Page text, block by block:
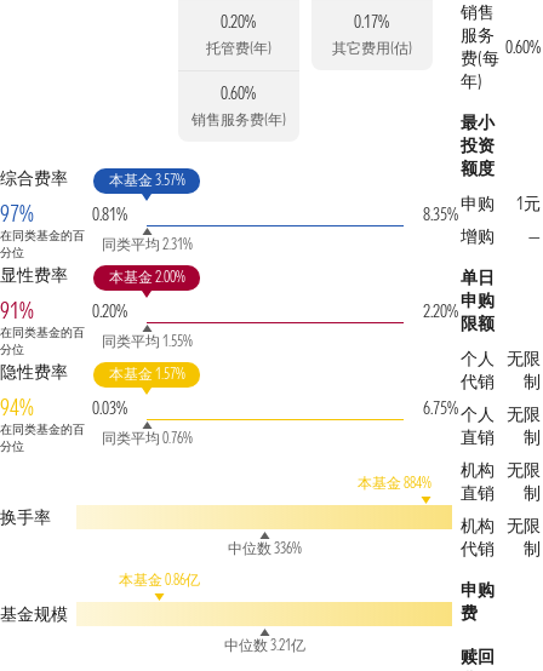
0.20%
托管费(年)
0.60%
销售服务费(年)
0.17%
其它费用(估)
综合费率
97%
在同类基金的百
分位
0.81%
本基金 3.57%
同类平均 2.31%
8.35%
显性费率
91%
在同类基金的百
分位
0.20%
本基金 2.00%
同类平均 1.55%
2.20%
隐性费率
94%
在同类基金的百
分位
0.03%
本基金 1.57%
同类平均 0.76%
6.75%
换手率
本基金 884%
中位数 336%
基金规模
本基金 0.86亿
中位数 3.21亿
销售
服务
费(每
年)
0.60%
最小
投资
额度
申购
1元
增购
—
单日
申购
限额
个人
代销
无限
制
个人
直销
无限
制
机构
直销
无限
制
机构
代销
无限
制
申购
费
赎回